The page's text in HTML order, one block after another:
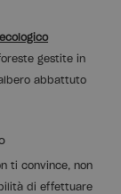
gestite in
abbattuto
ti convince, non
di effettuare